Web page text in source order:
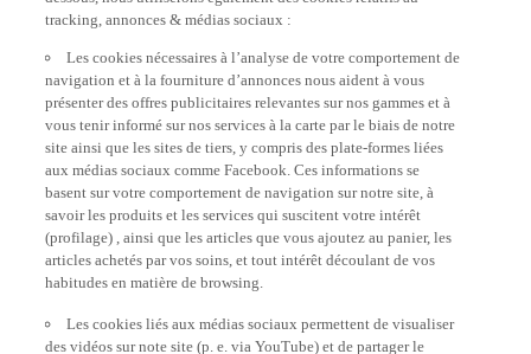
tracking, annonces & médias sociaux :
Les cookies nécessaires à l’analyse de votre comportement de
navigation et à la fourniture d’annonces nous aident à vous
présenter des offres publicitaires relevantes sur nos gammes et à
vous tenir informé sur nos services à la carte par le biais de notre
site ainsi que les sites de tiers, y compris des plate-formes liées
aux médias sociaux comme Facebook. Ces informations se
basent sur votre comportement de navigation sur notre site, à
savoir les produits et les services qui suscitent votre intérêt
(profilage) , ainsi que les articles que vous ajoutez au panier, les
articles achetés par vos soins, et tout intérêt découlant de vos
habitudes en matière de browsing.
Les cookies liés aux médias sociaux permettent de visualiser
des vidéos sur note site (p. e. via YouTube) et de partager le